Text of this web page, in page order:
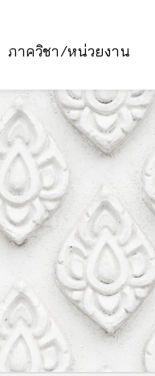
ภาควิชา/หน่วยงาน